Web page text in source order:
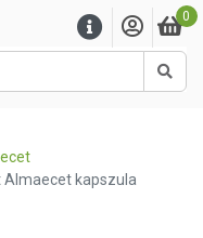
0
Almaecet kapszula